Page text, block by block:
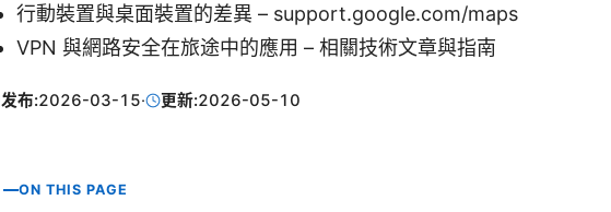
行動裝置與桌面裝置的差異 – support.google.com/maps
VPN 與網路安全在旅途中的應用 – 相關技術文章與指南
发布:2026-03-15· 更新:2026-05-10
ON THIS PAGE